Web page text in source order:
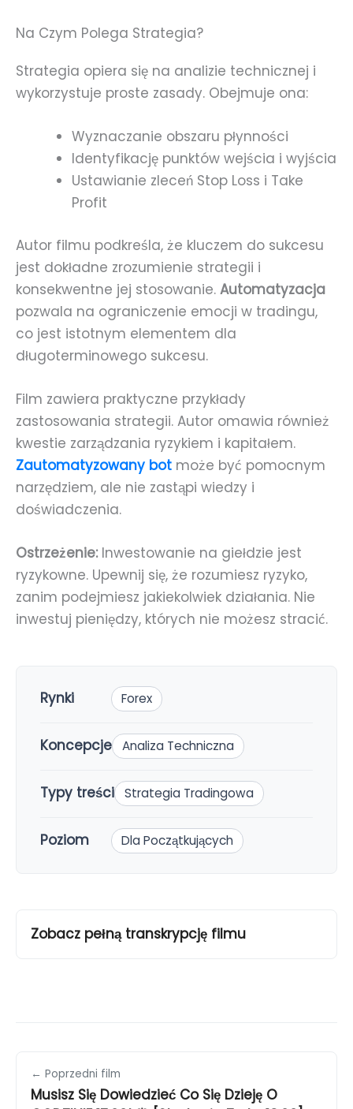
Na Czym Polega Strategia?
Strategia opiera się na analizie technicznej i
wykorzystuje proste zasady. Obejmuje ona:
Wyznaczanie obszaru płynności
Identyfikację punktów wejścia i wyjścia
Ustawianie zleceń Stop Loss i Take
Profit
Autor filmu podkreśla, że kluczem do sukcesu
jest dokładne zrozumienie strategii i
konsekwentne jej stosowanie. Automatyzacja
pozwala na ograniczenie emocji w tradingu,
co jest istotnym elementem dla
długoterminowego sukcesu.
Film zawiera praktyczne przykłady
zastosowania strategii. Autor omawia również
kwestie zarządzania ryzykiem i kapitałem.
Zautomatyzowany bot może być pomocnym
narzędziem, ale nie zastąpi wiedzy i
doświadczenia.
Ostrzeżenie:Inwestowanie na giełdzie jest
ryzykowne. Upewnij się, że rozumiesz ryzyko,
zanim podejmiesz jakiekolwiek działania. Nie
inwestuj pieniędzy, których nie możesz stracić.
Rynki Forex
Koncepcje Analiza Techniczna
Typy treści Strategia Tradingowa
Poziom Dla Początkujących
Zobacz pełną transkrypcję filmu
← Poprzedni film
Musisz Się Dowiedzieć Co Się Dzieję O